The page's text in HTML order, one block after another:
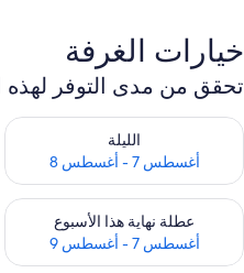
خيارات الغرفة
تحقق من مدى التوفر لهذه
الليلة
أغسطس 7 - أغسطس 8
تحقق من مدى التوفر لليلة للفترة أغسطس
عطلة نهاية هذا الأسبوع
أغسطس 7 - أغسطس 9
تحقق من مدى التوفر لعطلة نهاية هذا